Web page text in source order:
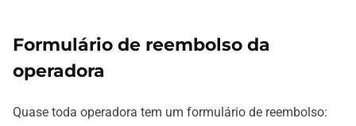
Formulário de reembolso da
operadora
Quase toda operadora tem um formulário de reembolso: